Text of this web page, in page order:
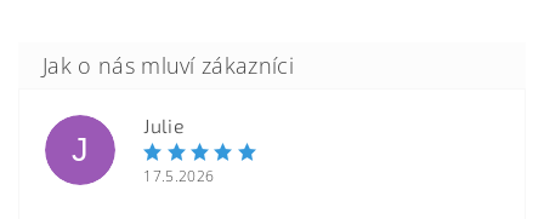
J
Julie
17.5.2026